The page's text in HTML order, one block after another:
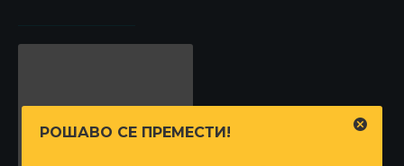
РОШАВО СЕ ПРЕМЕСТИ!